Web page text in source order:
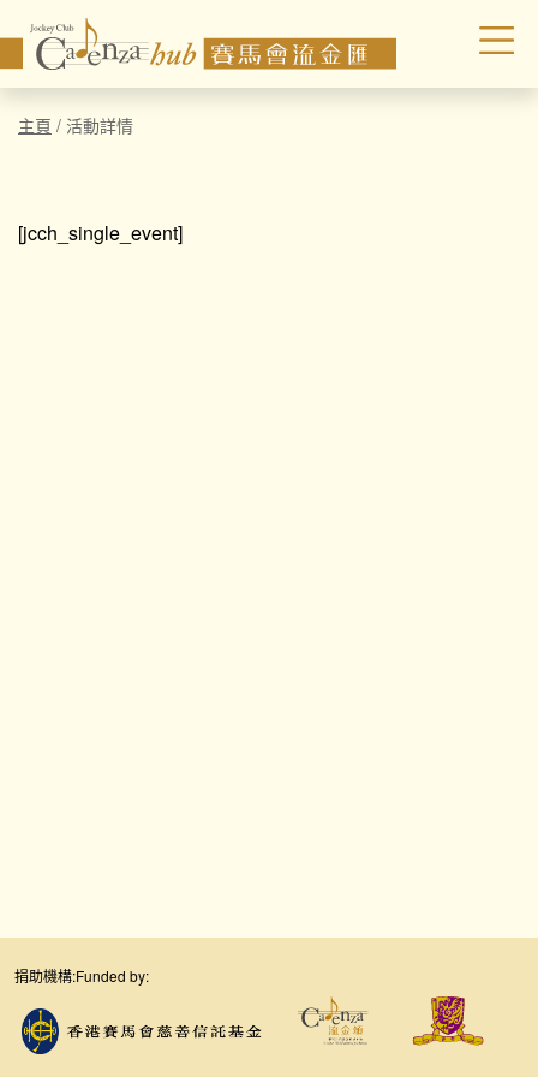
主頁 / 活動詳情
[jcch_single_event]
捐助機構:Funded by: